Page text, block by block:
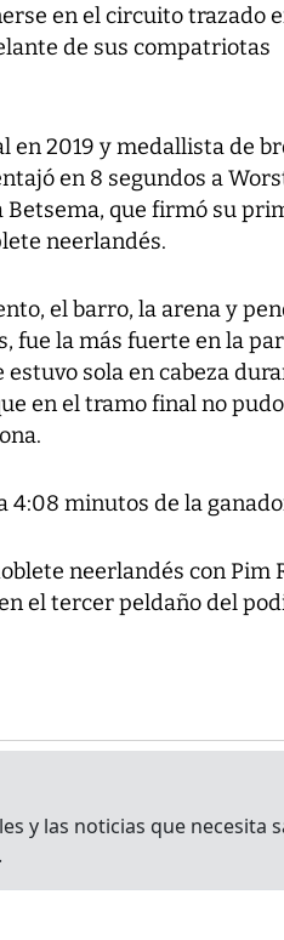
en el circuito trazado
de sus compatriotas
en 2019 y medallista de
en 8 segundos a
Betsema, que firmó su
neerlandés.
el barro, la arena y
fue la más fuerte en la
sola en cabeza
en el tramo final no pudo
4:08 minutos de la
neerlandés con Pim
el tercer peldaño del